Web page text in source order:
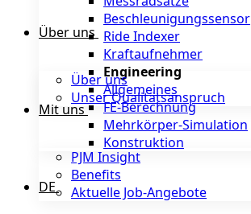
Beschleunigungssensor
Ride Indexer
Kraftaufnehmer
Engineering
Allgemeines
FE-Berechnung
Mehrkörper-Simulation
Konstruktion
Über uns
Über uns
Unser Qualitätsanspruch
Mit uns
PJM Insight
Benefits
Aktuelle Job-Angebote
DE